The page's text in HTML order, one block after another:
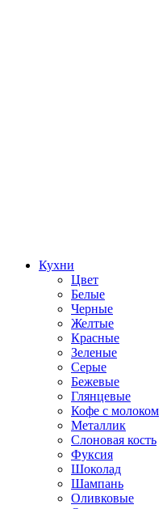
Кухни
Цвет
Белые
Черные
Желтые
Красные
Зеленые
Серые
Бежевые
Глянцевые
Кофе с молоком
Металлик
Слоновая кость
Фуксия
Шоколад
Шампань
Оливковые